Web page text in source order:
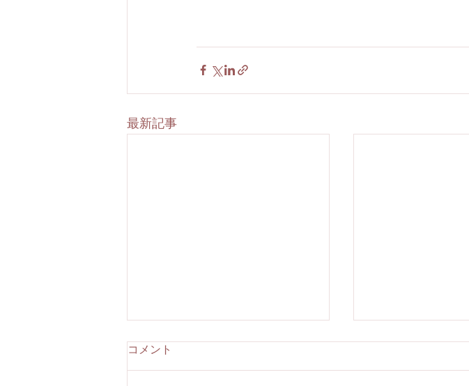
最新記事
JST事業成果2026に掲載され
コメント